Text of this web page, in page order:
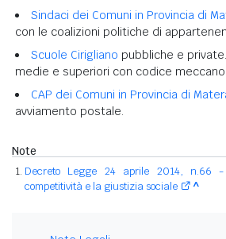
Sindaci dei Comuni in Provincia di
con le coalizioni politiche di
Scuole Cirigliano pubbliche e
medie e superiori con codice
CAP dei Comuni in Provincia di
avviamento postale.
Note
Decreto Legge 24 aprile 2014, n.66
competitività e la giustizia sociale
^